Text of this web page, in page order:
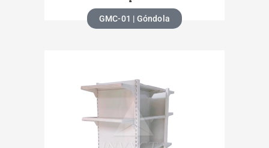
GMC-01 | Góndola